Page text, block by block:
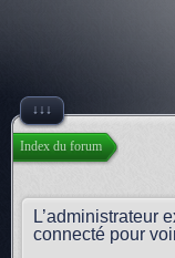
↓↓↓
Index du forum
L’administrateur
connecté pour